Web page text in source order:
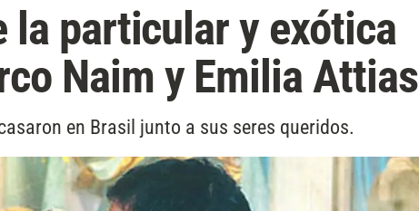
la particular y exótica
Naim y Emilia Attias
en Brasil junto a sus seres queridos.